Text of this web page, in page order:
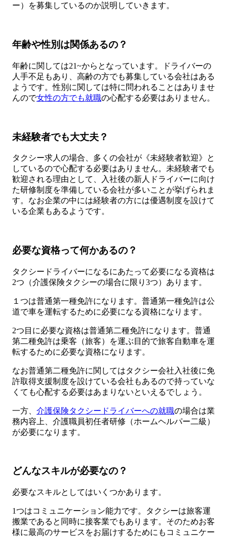
ー）を募集しているのか説明していきます。
年齢や性別は関係あるの？
年齢に関しては21~からとなっています。ドライバーの
人手不足もあり、高齢の方でも募集している会社はある
ようです。性別に関しては特に問われることはありませ
んので女性の方でも就職の心配する必要はありません。
未経験者でも大丈夫？
タクシー求人の場合、多くの会社が《未経験者歓迎》と
しているので心配する必要はありません。未経験者でも
歓迎される理由として、入社後の新人ドライバーに向け
た研修制度を準備している会社が多いことが挙げられま
す。なお企業の中には経験者の方には優遇制度を設けて
いる企業もあるようです。
必要な資格って何かあるの？
タクシードライバーになるにあたって必要になる資格は
2つ（介護保険タクシーの場合に限り3つ）あります。
１つは普通第一種免許になります。普通第一種免許は公
道で車を運転するために必要になる資格になります。
2つ目に必要な資格は普通第二種免許になります。普通
第二種免許は乗客（旅客）を運ぶ目的で旅客自動車を運
転するために必要な資格になります。
なお普通第二種免許に関してはタクシー会社入社後に免
許取得支援制度を設けている会社もあるので持っていな
くても心配する必要はあまりないといえるでしょう。
一方、 介護保険タクシードライバーへの就職の場合は業
務内容上、介護職員初任者研修（ホームヘルパー二級）
が必要になります。
どんなスキルが必要なの？
必要なスキルとしてはいくつかあります。
1つはコミュニケーション能力です。タクシーは旅客運
搬業であると同時に接客業でもあります。そのためお客
様に最高のサービスをお届けするためにもコミュニケー